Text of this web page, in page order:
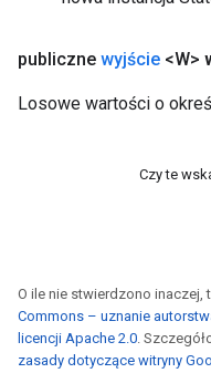
publiczne wyjście <W>
Losowe wartości o
Czy te
O ile nie stwierdzono inaczej,
Commons – uznanie
licencji Apache 2.0.
zasady dotyczące witryny